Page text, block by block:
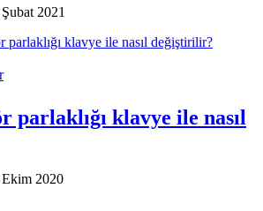
2021
klavye ile nasıl
Ekim 2020